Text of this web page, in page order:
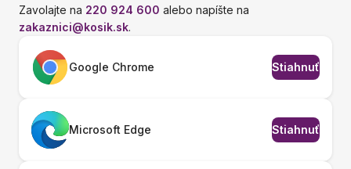
Zavolajte na 220 924 600 alebo napíšte na
zakaznici@kosik.sk.
Google Chrome Stiahnuť
Microsoft Edge Stiahnuť